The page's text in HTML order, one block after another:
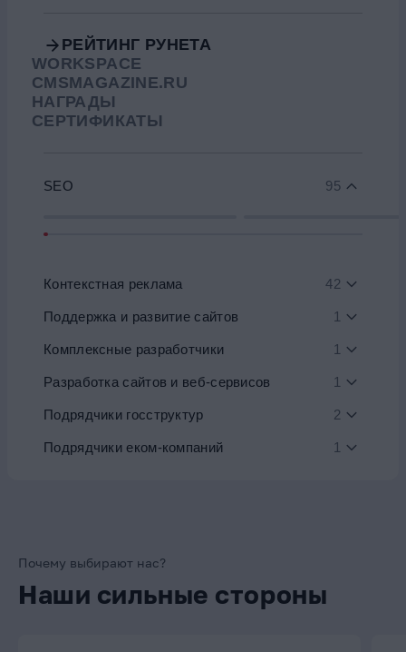
РЕЙТИНГ РУНЕТА
WORKSPACE
CMSMAGAZINE.RU
НАГРАДЫ
СЕРТИФИКАТЫ
SEO 95
Контекстная реклама 42
Поддержка и развитие сайтов 1
Комплексные разработчики 1
Разработка сайтов и веб-сервисов 1
Подрядчики госструктур 2
Подрядчики еком-компаний 1
Почему выбирают нас?
Наши сильные стороны